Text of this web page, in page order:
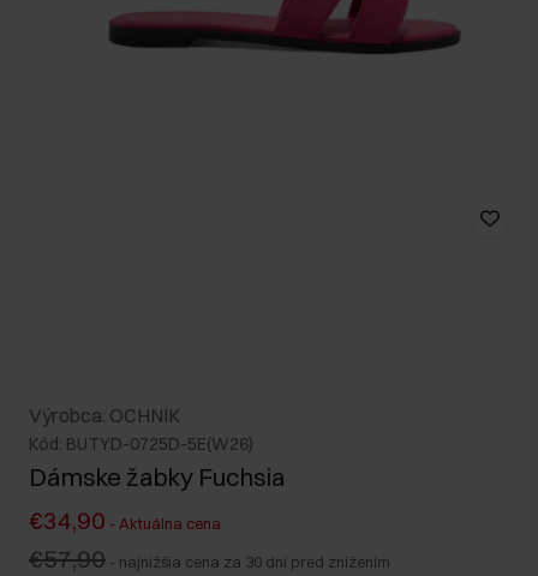
Výrobca: OCHNIK
Kód: BUTYD-0725D-5E(W26)
Dámske žabky Fuchsia
€34,90 - Aktuálna cena
€57,90 - najnižšia cena za 30 dní pred znížením